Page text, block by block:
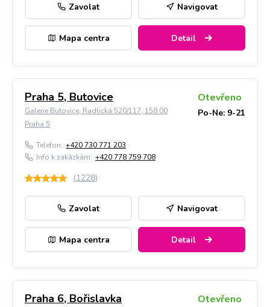
Zavolat Navigovat
Mapa centra Detail
Praha 5, Butovice
Galerie Butovice, Radlická 520/117, 158 00
Praha 5
Otevřeno
Po-Ne: 9-21
Telefon: +420 730 771 203
Info k zakázkám: +420 778 759 708
(1228)
Zavolat Navigovat
Mapa centra Detail
Praha 6, Bořislavka Otevřeno